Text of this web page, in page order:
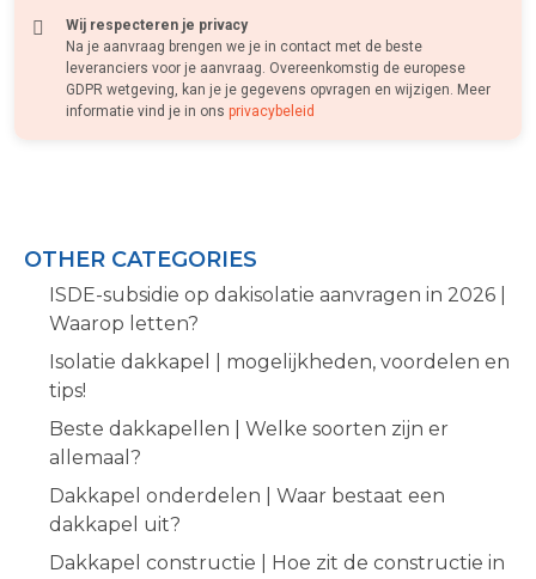
Wij respecteren je privacy
Na je aanvraag brengen we je in contact met de beste
leveranciers voor je aanvraag. Overeenkomstig de europese
GDPR wetgeving, kan je je gegevens opvragen en wijzigen. Meer
informatie vind je in ons privacybeleid
OTHER CATEGORIES
ISDE-subsidie op dakisolatie aanvragen in 2026 |
Waarop letten?
Isolatie dakkapel | mogelijkheden, voordelen en
tips!
Beste dakkapellen | Welke soorten zijn er
allemaal?
Dakkapel onderdelen | Waar bestaat een
dakkapel uit?
Dakkapel constructie | Hoe zit de constructie in